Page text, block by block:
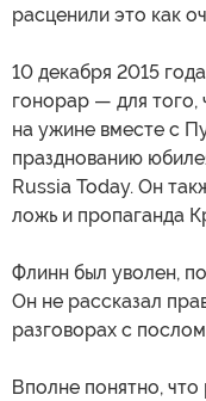
расценили это как
10 декабря 2015
гонорар — для того,
на ужине вместе с
празднованию
Russia Today. Он
ложь и пропаганда
Флинн был уволен,
Он не рассказал
разговорах с
Вполне понятно, что